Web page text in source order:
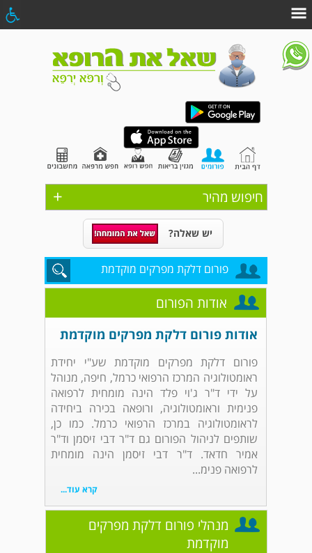
+ חיפוש מהיר
יש שאלה?
פורום דלקת מפרקים מוקדמת
אודות הפורום
אודות פורום דלקת מפרקים מוקדמת
פורום דלקת מפרקים מוקדמת שע"י יחידת
ראומטולוגיה המרכז הרפואי כרמל, חיפה, מנוהל
על ידי ד"ר ג'וי פלד הינה מומחית לרפואה
פנימית וראומטולוגיה, ורופאה בכירה ביחידה
לראומטולוגיה במרכז הרפואי כרמל. כמו כן,
שותפים לניהול הפורום גם ד"ר דבי זיסמן וד"ר
אמיר חדאד. ד"ר דבי זיסמן הינה מומחית
לרפואה פנימ...
קרא עוד...
מנהלי פורום דלקת מפרקים
מוקדמת